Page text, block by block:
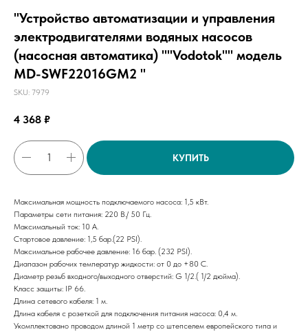
"Устройство автоматизации и управления
электродвигателями водяных насосов
(насосная автоматика) ""Vodotok"" модель
MD-SWF22016GM2 "
SKU: 7979
4 368 ₽
КУПИТЬ
Максимальная мощность подключаемого насоса: 1,5 кВт.
Параметры сети питания: 220 В./ 50 Гц.
Максимальный ток: 10 А.
Стартовое давление: 1,5 бар.(22 PSI).
Максимальное рабочее давление: 16 бар. (232 PSI).
Диапазон рабочих температур жидкости: от 0 до +80 С.
Диаметр резьб входного/выходного отверстий: G 1/2.( 1/2 дюйма).
Класс защиты: IP 66.
Длина сетевого кабеля: 1 м.
Длина кабеля с розеткой для подключения питания насоса: 0,4 м.
Укомплектовано проводом длиной 1 метр со штепселем европейского типа и